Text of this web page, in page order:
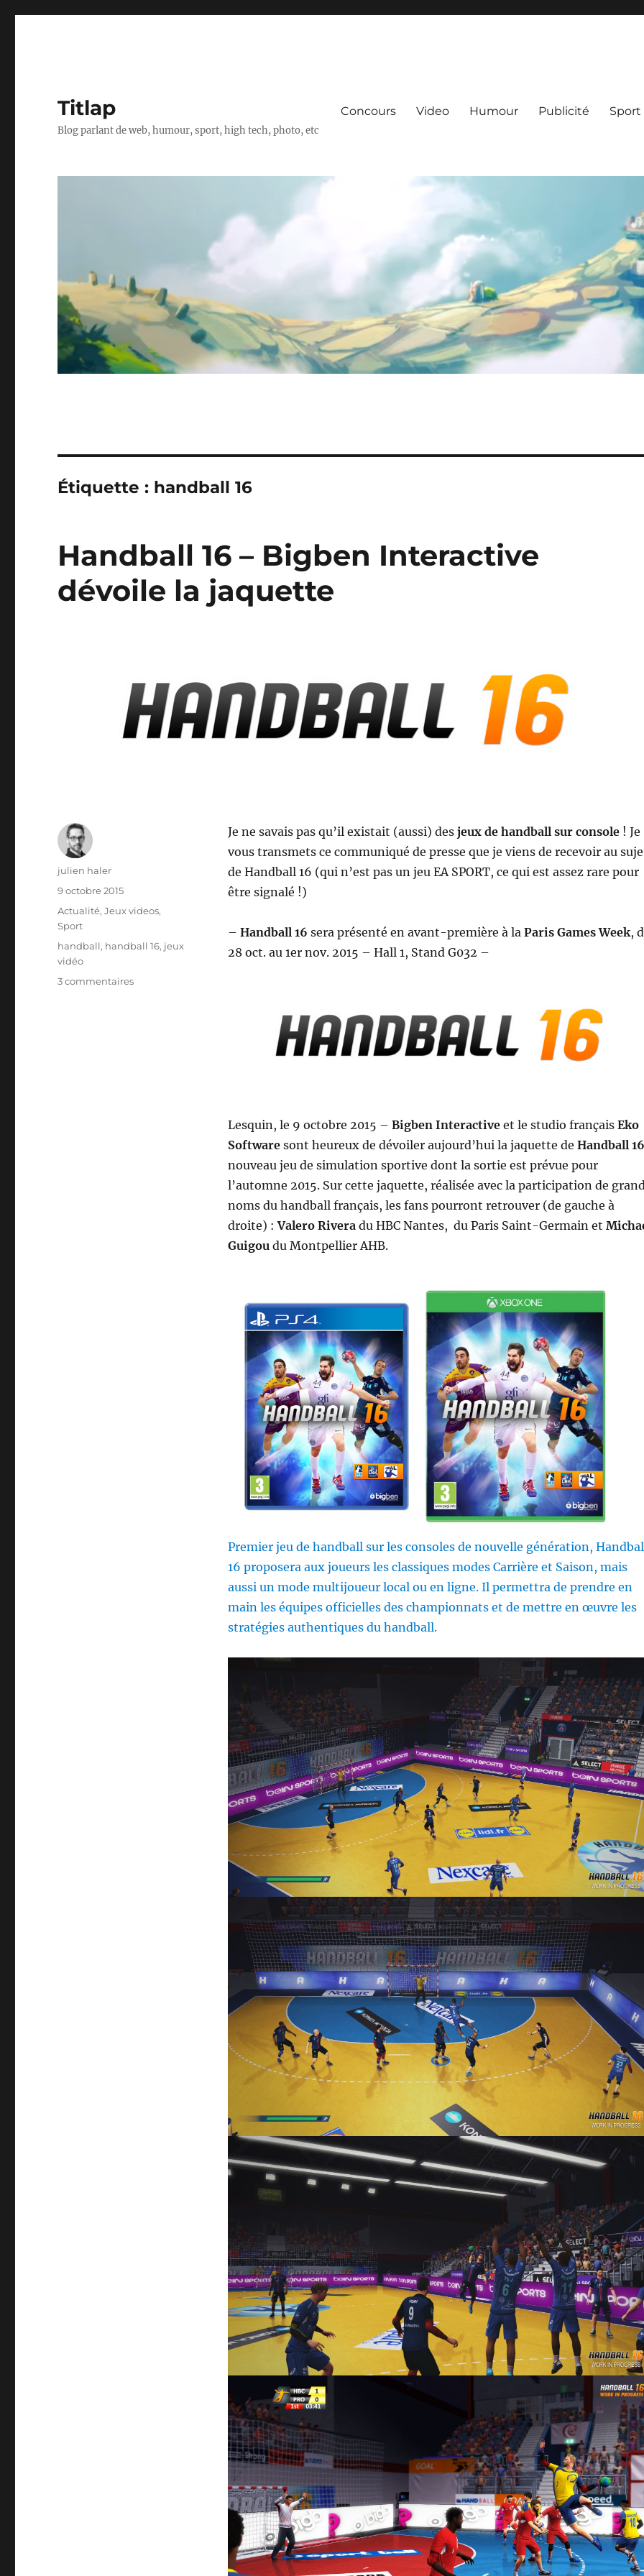
Titlap
Blog parlant de web, humour, sport, high tech, photo, etc
Concours Video Humour Publicité Sport
Étiquette : handball 16
Handball 16 – Bigben Interactive
dévoile la jaquette
Je ne savais pas qu’il existait (aussi) des jeux de handball sur console! Je
vous transmets ce communiqué de presse que je viens de recevoir au
de Handball 16 (qui n’est pas un jeu EA SPORT, ce qui est assez rare pour
être signalé !)
– Handball 16 sera présenté en avant-première à la Paris Games Week,
28 oct. au 1er nov. 2015 – Hall 1, Stand G032 –
Lesquin, le 9 octobre 2015 – Bigben Interactiveet le studio français Eko
Softwaresont heureux de dévoiler aujourd’hui la jaquette de Handball 16
nouveau jeu de simulation sportive dont la sortie est prévue pour
l’automne 2015. Sur cette jaquette, réalisée avec la participation de
noms du handball français, les fans pourront retrouver (de gauche à
droite) :Valero Riveradu HBC Nantes, du Paris Saint-Germain et
Guigoudu Montpellier AHB.
Premier jeu de handball sur les consoles de nouvelle génération,
16 proposera aux joueurs les classiques modes Carrière et Saison, mais
aussi un mode multijoueur local ou en ligne. Il permettra de prendre en
main les équipes officielles des championnats et de mettre en œuvre les
stratégies authentiques du handball.
Auteur
julien haler
Publié
9 octobre 2015
Catégories
Actualité,Jeux videos,
Sport
Étiquettes
handball, handball 16, jeux
vidéo
3 commentairessur